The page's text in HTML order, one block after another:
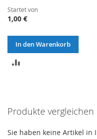
Startet von
1,00 €
In den Warenkorb
Produkte vergleichen
Sie haben keine Artikel in